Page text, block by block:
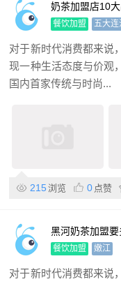
奶茶加盟店10
餐饮加盟 五大连
对于新时代消费都来说
现一种生活态度与价观
国内首家传统与时尚...
215 浏览 0 点赞
黑河奶茶加盟
餐饮加盟 嫩江
对于新时代消费都来说